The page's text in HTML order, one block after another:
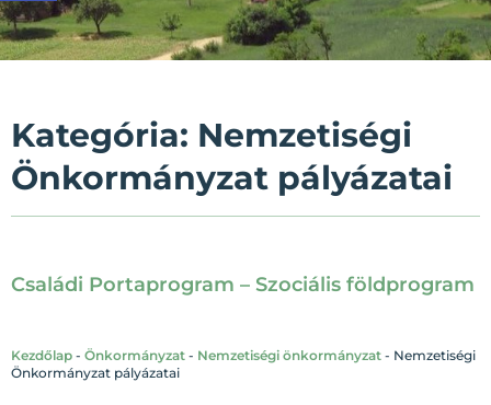
Kategória: Nemzetiségi
Önkormányzat pályázatai
Családi Portaprogram – Szociális földprogram
Kezdőlap - Önkormányzat - Nemzetiségi önkormányzat - Nemzetiségi
Önkormányzat pályázatai